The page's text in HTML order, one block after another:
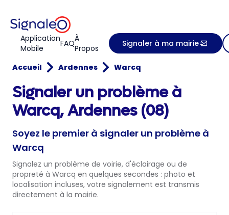
Application
Mobile
FAQÀ
Propos
Signaler à ma mairie
Accueil Ardennes Warcq
Signaler un problème à
Warcq, Ardennes (08)
Soyez le premier à signaler un problème à
Warcq
Signalez un problème de voirie, d'éclairage ou de
propreté à Warcq en quelques secondes : photo et
localisation incluses, votre signalement est transmis
directement à la mairie.